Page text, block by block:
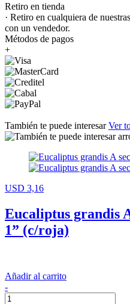
Retiro en tienda
· Retiro en cualquiera de
con un vendedor.
Métodos de pagos
+
También te puede interesarVer
USD 3,16
Eucaliptus grandis
1” (c/roja)
Añadir al carrito
-